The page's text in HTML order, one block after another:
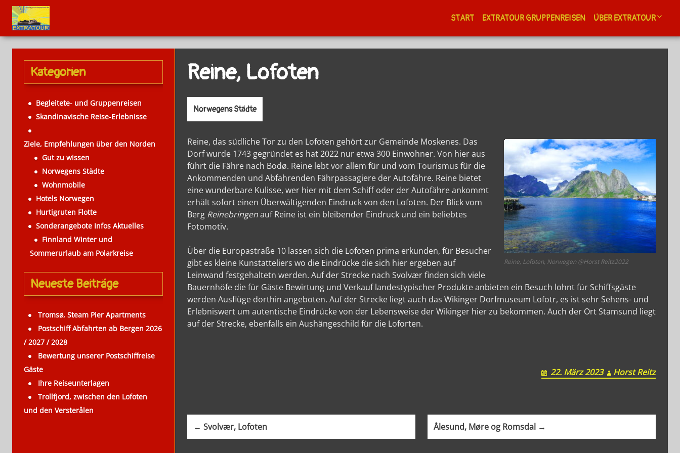
START EXTRATOUR GRUPPENREISEN ÜBER EXTRATOUR
Kontakt
Extratour Reisebüro
Auslandskenntnisse
Weiterbildungen
Reiseführer
Checkliste für
Allgemeine
A.G.B.
Reine, Lofoten
Norwegens Städte
Reine, Lofoten, Norwegen @Horst Reitz2022
Reine, das südliche Tor zu den Lofoten gehört zur Gemeinde Moskenes. Das
Dorf wurde 1743 gegründet es hat 2022 nur etwa 300 Einwohner. Von hier aus
führt die Fähre nach Bodø. Reine lebt vor allem für und vom Tourismus für die
Ankommenden und Abfahrenden Fährpassagiere der Autofähre. Reine bietet
eine wunderbare Kulisse, wer hier mit dem Schiff oder der Autofähre ankommt
erhält sofort einen Überwältigenden Eindruck von den Lofoten. Der Blick vom
Berg Reinebringenauf Reine ist ein bleibender Eindruck und ein beliebtes
Fotomotiv.
Über die Europastraße 10 lassen sich die Lofoten prima erkunden, für Besucher
gibt es kleine Kunstatteliers wo die Eindrücke die sich hier ergeben auf
Leinwand festgehaltetn werden. Auf der Strecke nach Svolvær finden sich viele
Bauernhöfe die für Gäste Bewirtung und Verkauf landestypischer Produkte anbieten ein Besuch lohnt für Schiffsgäste
werden Ausflüge dorthin angeboten. Auf der Strecke liegt auch das Wikinger Dorfmuseum Lofotr, es ist sehr Sehens- und
Erlebniswert um autentische Eindrücke von der Lebensweise der Wikinger hier zu bekommen. Auch der Ort Stamsund liegt
auf der Strecke, ebenfalls ein Aushängeschild für die Loforten.
22. März 2023 Horst Reitz
P
o
Ålesund, Møre og Romsdal →
← Svolvær, Lofoten
Kategorien
Begleitete- und Gruppenreisen
Skandinavische Reise-Erlebnisse
Ziele, Empfehlungen über den Norden
Gut zu wissen
Norwegens Städte
Wohnmobile
Hotels Norwegen
Hurtigruten Flotte
Sonderangebote Infos Aktuelles
Finnland Winter und
Sommerurlaub am Polarkreise
Neueste Beiträge
Tromsø, Steam Pier Apartments
Postschiff Abfahrten ab Bergen 2026
/ 2027 / 2028
Bewertung unserer Postschiffreise
Gäste
Ihre Reiseunterlagen
Trollfjord, zwischen den Lofoten
und den Versterålen